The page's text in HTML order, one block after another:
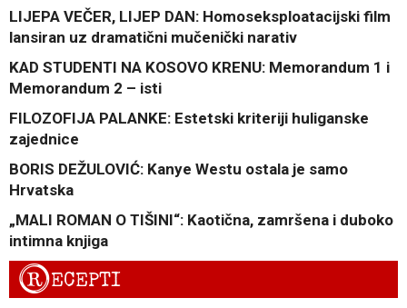
LIJEPA VEČER, LIJEP DAN: Homoseksploatacijski film
lansiran uz dramatični mučenički narativ
KAD STUDENTI NA KOSOVO KRENU: Memorandum 1 i
Memorandum 2 – isti
FILOZOFIJA PALANKE: Estetski kriteriji huliganske
zajednice
BORIS DEŽULOVIĆ: Kanye Westu ostala je samo
Hrvatska
„MALI ROMAN O TIŠINI“: Kaotična, zamršena i duboko
intimna knjiga
RECEPTI